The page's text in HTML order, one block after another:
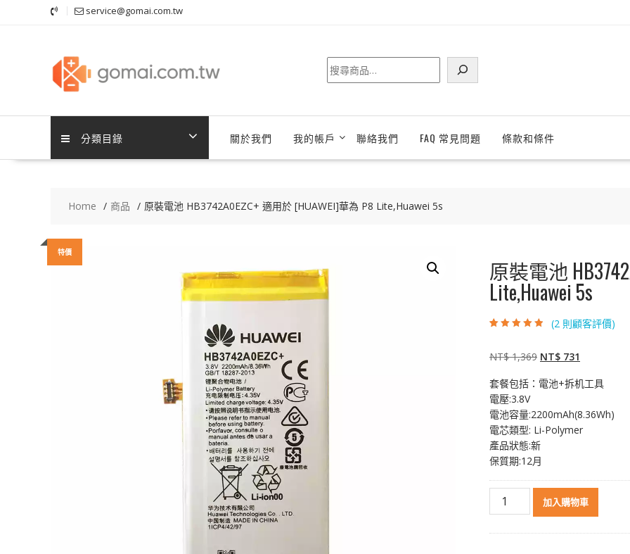
service@gomai.com.tw
搜
尋
分類目錄 關於我們 我的帳戶 聯絡我們 FAQ 常見問題 條款和條件
Home 商品 原裝電池 HB3742A0EZC+ 適用於 [HUAWEI]華為 P8 Lite,Huawei 5s
特價
原裝電池
Lite,Huawei 5s
客進行評分
(2 則顧客評價)
NT$1,369 原
價
NT$ 1,369。
NT$ 731
價
NT$ 731。
套餐包括：電池+拆机工具
電壓:3.8V
電池容量:2200mAh(8.36Wh)
電芯類型: Li-Polymer
產品狀態:新
保質期:12月
加入購物車